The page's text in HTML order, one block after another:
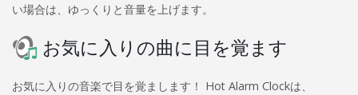
い場合は、ゆっくりと音量を上げます。
お気に入りの曲に目を覚ます
お気に入りの音楽で目を覚まします！ Hot Alarm Clockは、